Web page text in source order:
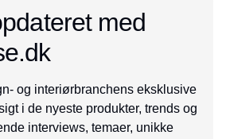
med
og interiørbranchens eksklusive
i de nyeste produkter, trends og
interviews, temaer, unikke